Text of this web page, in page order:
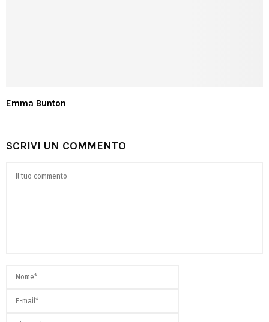
Emma Bunton
SCRIVI UN COMMENTO